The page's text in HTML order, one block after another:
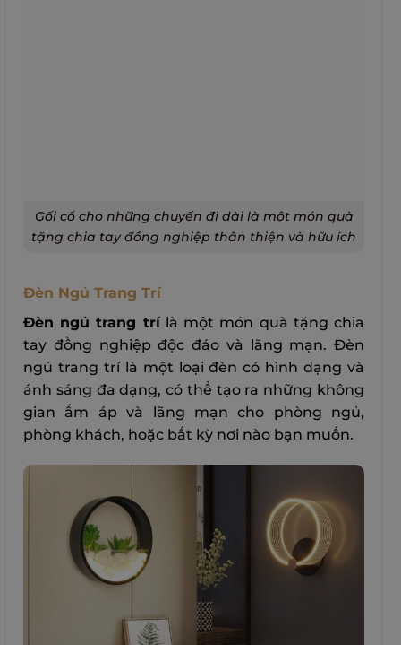
Gối cổ cho những chuyến đi dài là một món quà
tặng chia tay đồng nghiệp thân thiện và hữu ích
Đèn Ngủ Trang Trí
Đèn ngủ trang trílà một món quà tặng chia
tay đồng nghiệp độc đáo và lãng mạn. Đèn
ngủ trang trí là một loại đèn có hình dạng và
ánh sáng đa dạng, có thể tạo ra những không
gian ấm áp và lãng mạn cho phòng ngủ,
phòng khách, hoặc bất kỳ nơi nào bạn muốn.